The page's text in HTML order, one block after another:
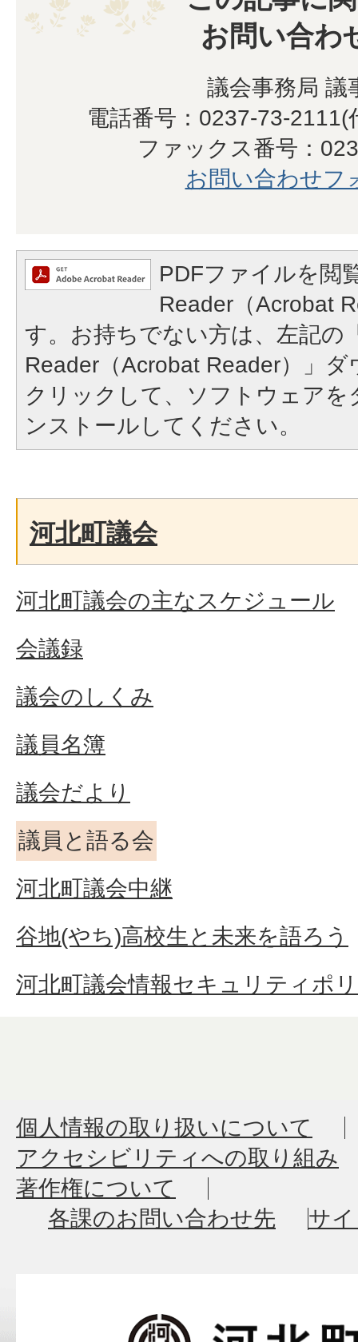
お問い合わ
議会事務局 議
電話番号：0237-73-2111(
ファックス番号：
お問い合わせフ
PDFファイルを閲
Reader（Acrobat
す。お持ちでない方は、左記の
Reader（Acrobat Reader）」
クリックして、ソフトウェア
ンストールしてください。
河北町議会
河北町議会の主なスケジュール
会議録
議会のしくみ
議員名簿
議会だより
議員と語る会
河北町議会中継
谷地(やち)高校生と未来を語ろう
河北町議会情報セキュリティポ
個人情報の取り扱いについて
アクセシビリティへの取り組み
著作権について
各課のお問い合わせ先
サ